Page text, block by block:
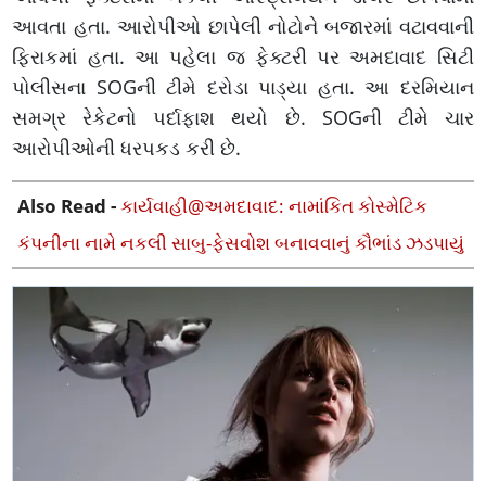
આવતા હતા. આરોપીઓ છાપેલી નોટોને બજારમાં વટાવવાની
ફિરાકમાં હતા. આ પહેલા જ ફેક્ટરી પર અમદાવાદ સિટી
પોલીસના SOGની ટીમે દરોડા પાડ્યા હતા. આ દરમિયાન
સમગ્ર રેકેટનો પર્દાફાશ થયો છે. SOGની ટીમે ચાર
આરોપીઓની ધરપકડ કરી છે.
Also Read -કાર્યવાહી@અમદાવાદ: નામાંકિત કોસ્મેટિક
કંપનીના નામે નકલી સાબુ-ફેસવોશ બનાવવાનું કૌભાંડ ઝડપાયું